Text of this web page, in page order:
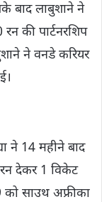
बाद लाबुशाने ने
की पार्टनरशिप
ने वनडे करियर
ने 14 महीने बाद
देकर 1 विकेट
को साउथ अफ्रीका